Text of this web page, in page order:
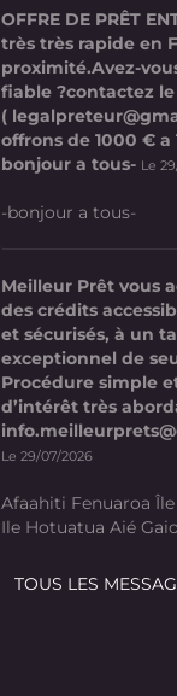
OFFRE DE PRÊT
très très rapide en
proximité.Avez-
fiable ?contactez
(
offrons de 1000 € a
bonjour a tous- Le
-bonjour a tous-
Meilleur Prêt vous
des crédits
et sécurisés, à un
exceptionnel de
Procédure simple
d’intérêt très
Le 29/07/2026
Afaahiti Fenuaroa
Ile Hotuatua Aié
TOUS LES